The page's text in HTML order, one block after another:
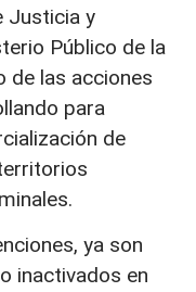
Justicia y
Público de la
de las acciones
para
de
ya son
inactivados en